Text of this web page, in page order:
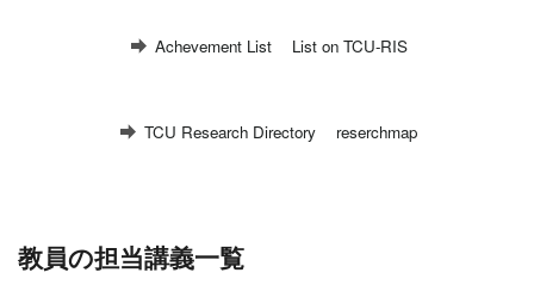
Achevement List List on TCU-RIS
TCU Research Directory reserchmap
教員の担当講義一覧